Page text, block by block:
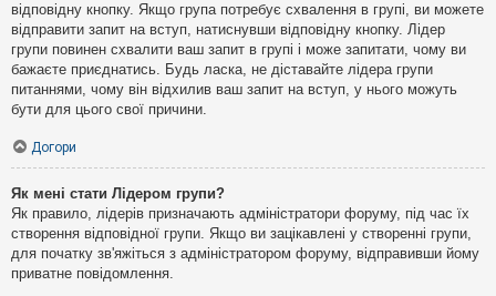
відповідну кнопку. Якщо група потребує схвалення в групі, ви можете
відправити запит на вступ, натиснувши відповідну кнопку. Лідер
групи повинен схвалити ваш запит в групі і може запитати, чому ви
бажаєте приєднатись. Будь ласка, не діставайте лідера групи
питаннями, чому він відхилив ваш запит на вступ, у нього можуть
бути для цього свої причини.
Догори
Як мені стати Лідером групи?
Як правило, лідерів призначають адміністратори форуму, під час їх
створення відповідної групи. Якщо ви зацікавлені у створенні групи,
для початку зв'яжіться з адміністратором форуму, відправивши йому
приватне повідомлення.